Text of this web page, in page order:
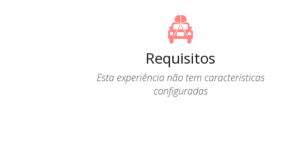
Requisitos
Esta experiência não tem características
configuradas